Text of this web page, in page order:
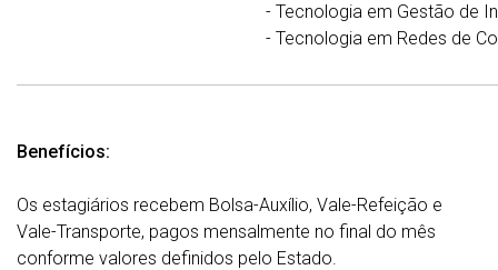
- Tecnologia em Gestão de
- Tecnologia em Redes de
Benefícios:
Os estagiários recebem Bolsa-Auxílio, Vale-Refeição e
Vale-Transporte, pagos mensalmente no final do mês
conforme valores definidos pelo Estado.